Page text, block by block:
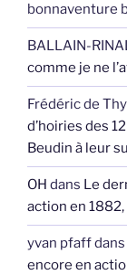
bonnaventure
BALLAIN-
comme je ne
Frédéric de
d’hoiries des
Beudin à leur
OH dans Le
action en
yvan pfaffdans
encore en